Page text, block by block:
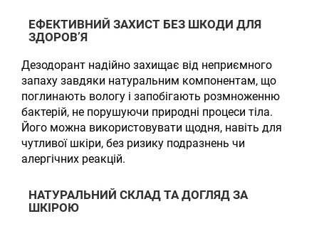
ЕФЕКТИВНИЙ ЗАХИСТ БЕЗ ШКОДИ ДЛЯ
ЗДОРОВ’Я
Дезодорант надійно захищає від неприємного
запаху завдяки натуральним компонентам, що
поглинають вологу і запобігають розмноженню
бактерій, не порушуючи природні процеси тіла.
Його можна використовувати щодня, навіть для
чутливої шкіри, без ризику подразнень чи
алергічних реакцій.
НАТУРАЛЬНИЙ СКЛАД ТА ДОГЛЯД ЗА
ШКІРОЮ